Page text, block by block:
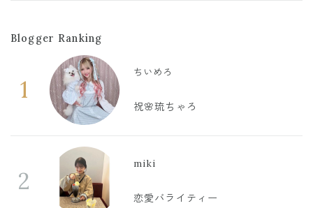
Blogger Ranking
1
ちいめろ
祝🌸琉ちゃろ
2
miki
恋愛バライティー